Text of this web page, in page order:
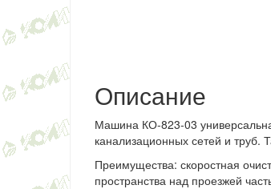
Описание
Машина КО-823-03
канализационных сетей и труб.
Преимущества: скоростная
пространства над проезжей